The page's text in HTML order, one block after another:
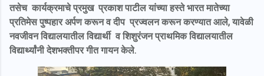
तसेच कार्यक्रमाचे प्रमुख प्रकाश पाटील यांच्या हस्ते भारत मातेच्या
प्रतिमेस पुष्पहार अर्पण करून व दीप प्रज्वलन करून करण्यात आले, यावेळी
नवजीवन विद्यालयातील विद्यार्थी व शिशुरंजन प्राथमिक विद्यालयातील
विद्यार्थ्यांनी देशभक्तीपर गीत गायन केले.